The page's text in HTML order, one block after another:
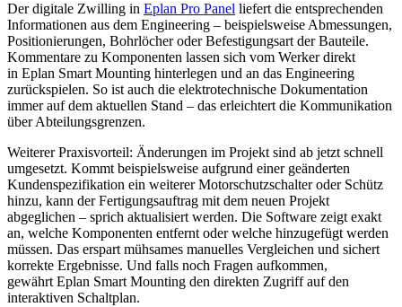
Der digitale Zwilling in Eplan Pro Panel liefert die entsprechenden
Informationen aus dem Engineering – beispielsweise Abmessungen,
Positionierungen, Bohrlöcher oder Befestigungsart der Bauteile.
Kommentare zu Komponenten lassen sich vom Werker direkt
in Eplan Smart Mounting hinterlegen und an das Engineering
zurückspielen. So ist auch die elektrotechnische Dokumentation
immer auf dem aktuellen Stand – das erleichtert die Kommunikation
über Abteilungsgrenzen.
Weiterer Praxisvorteil: Änderungen im Projekt sind ab jetzt schnell
umgesetzt. Kommt beispielsweise aufgrund einer geänderten
Kundenspezifikation ein weiterer Motorschutzschalter oder Schütz
hinzu, kann der Fertigungsauftrag mit dem neuen Projekt
abgeglichen – sprich aktualisiert werden. Die Software zeigt exakt
an, welche Komponenten entfernt oder welche hinzugefügt werden
müssen. Das erspart mühsames manuelles Vergleichen und sichert
korrekte Ergebnisse. Und falls noch Fragen aufkommen,
gewährt Eplan Smart Mounting den direkten Zugriff auf den
interaktiven Schaltplan.